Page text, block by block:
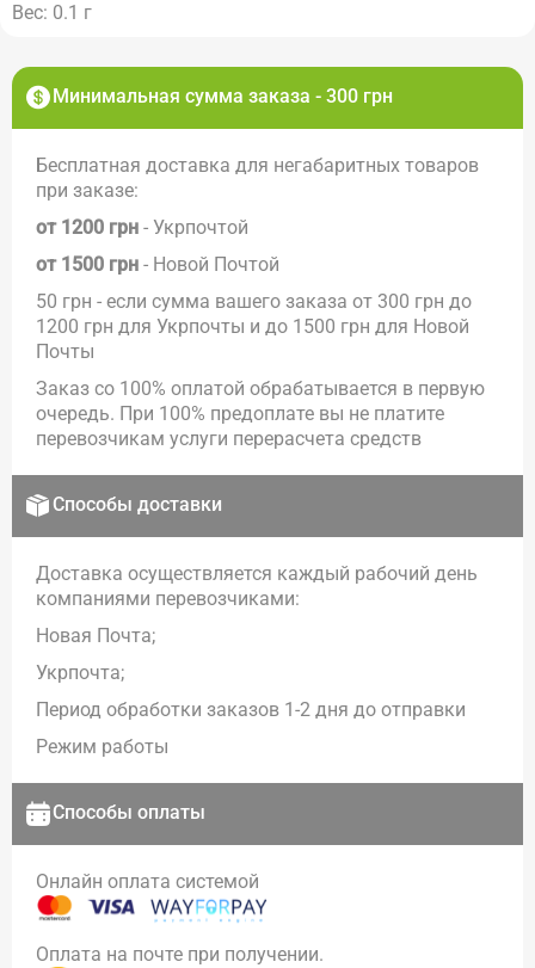
Минимальная сумма заказа - 300 грн
Бесплатная доставка для негабаритных товаров
при заказе:
от 1200 грн - Укрпочтой
от 1500 грн - Новой Почтой
50 грн - если сумма вашего заказа от 300 грн до
1200 грн для Укрпочты и до 1500 грн для Новой
Почты
Заказ со 100% оплатой обрабатывается в первую
очередь. При 100% предоплате вы не платите
перевозчикам услуги перерасчета средств
Способы доставки
Доставка осуществляется каждый рабочий день
компаниями перевозчиками:
Новая Почта;
Укрпочта;
Период обработки заказов 1-2 дня до отправки
Режим работы
Способы оплаты
Онлайн оплата системой
Оплата на почте при получении.
Вес: 0.1 г